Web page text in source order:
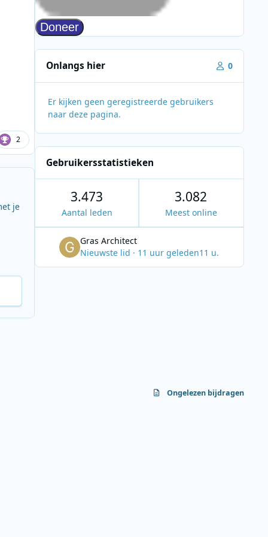
2
je
Onlangs hier 0
Er kijken geen geregistreerde gebruikers
naar deze pagina.
Gebruikersstatistieken
3.473
Aantal leden
3.082
Meest online
Gras Architect
Nieuwste lid · 11 uur geleden11 u.
Ongelezen bijdragen